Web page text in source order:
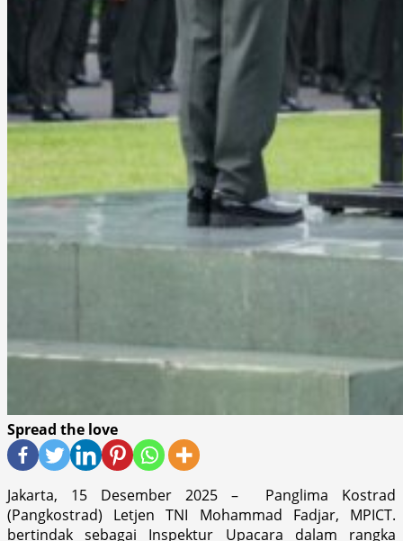
Spread the love
Jakarta, 15 Desember 2025 – Panglima Kostrad
(Pangkostrad) Letjen TNI Mohammad Fadjar, MPICT.
bertindak sebagai Inspektur Upacara dalam rangka